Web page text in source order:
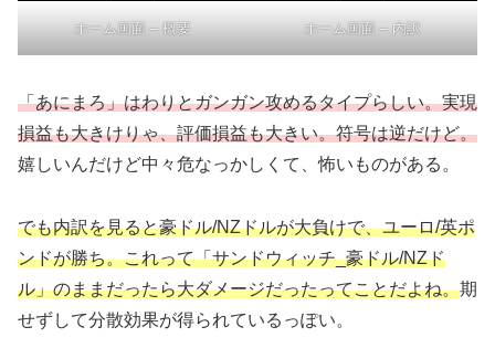
ホーム画面 – 概要 ホーム画面 – 内訳
「あにまろ」はわりとガンガン攻めるタイプらしい。実現
損益も大きけりゃ、評価損益も大きい。符号は逆だけど。
嬉しいんだけど中々危なっかしくて、怖いものがある。
でも内訳を見ると豪ドル/NZドルが大負けで、ユーロ/英ポ
ンドが勝ち。これって「サンドウィッチ_豪ドル/NZド
ル」のままだったら大ダメージだったってことだよね。期
せずして分散効果が得られているっぽい。